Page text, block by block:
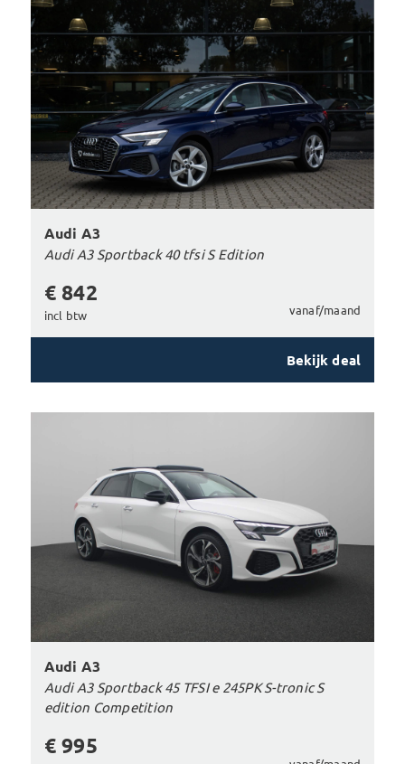
Audi A3
Audi A3 Sportback 40 tfsi S Edition
€ 842
incl btw vanaf/maand
Bekijk deal
Audi A3
Audi A3 Sportback 45 TFSI e 245PK S-tronic S
edition Competition
€ 995